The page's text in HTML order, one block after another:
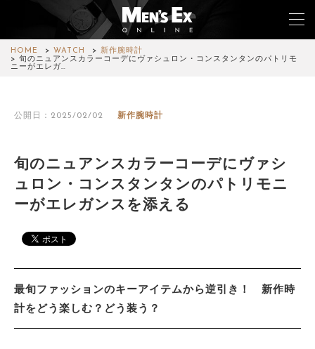
HOME WATCH
新作腕時計
旬のニュアンスカラーコーデにヴァシュロン・コンスタンタンのパトリモ
ニーがエレガ…
公開日：2025/02/02 新作腕時計
旬のニュアンスカラーコーデにヴァシ
ュロン・コンスタンタンのパトリモニ
ーがエレガンスを添える
最旬ファッションのキーアイテムから逆引き！ 新作時
計をどう楽しむ？どう装う？
FASHION
WATCH
CAR&BIKE
COLUMN
ABOUT SITE